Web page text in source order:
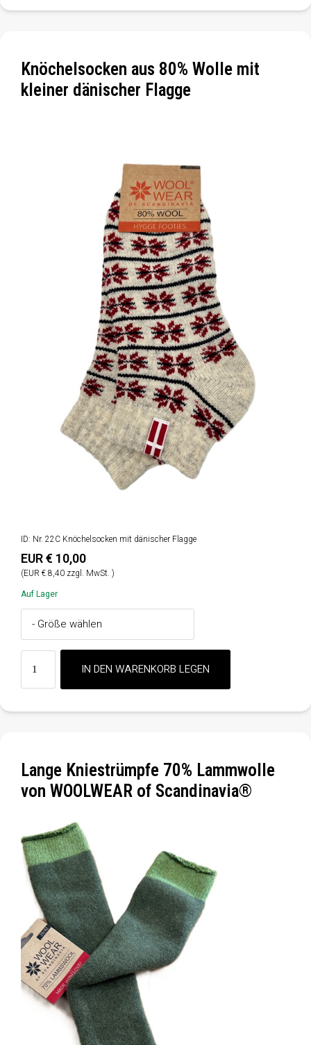
Knöchelsocken aus 80% Wolle mit
kleiner dänischer Flagge
ID: Nr. 22C Knöchelsocken mit dänischer Flagge
EUR € 10,00
(EUR € 8,40 zzgl. MwSt. )
Auf Lager
Lange Kniestrümpfe 70% Lammwolle
von WOOLWEAR of Scandinavia®